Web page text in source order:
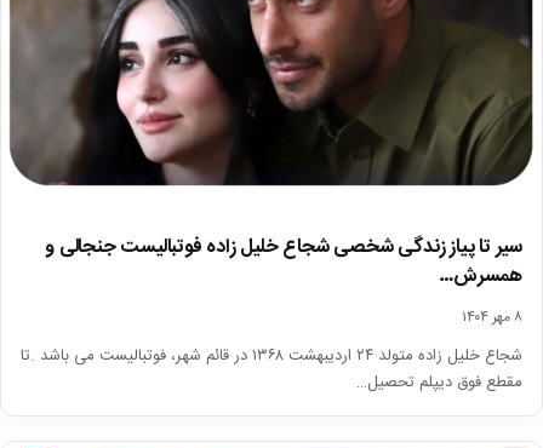
سیر تا پیاز زندگی شخصی شجاع خلیل زاده فوتبالیست جنجالی و
همسرش…
۸ مهر ۱۴۰۴
شجاع خلیل زاده متولد ۲۴ اردیبهشت ۱۳۶۸ در قائم شهر، فوتبالیست می باشد .تا
مقطع فوق دیپلم تحصیل…